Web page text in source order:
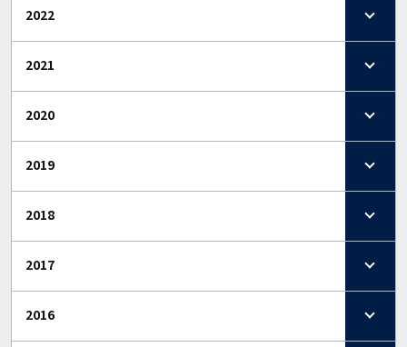
2022
2021
2020
2019
2018
2017
2016